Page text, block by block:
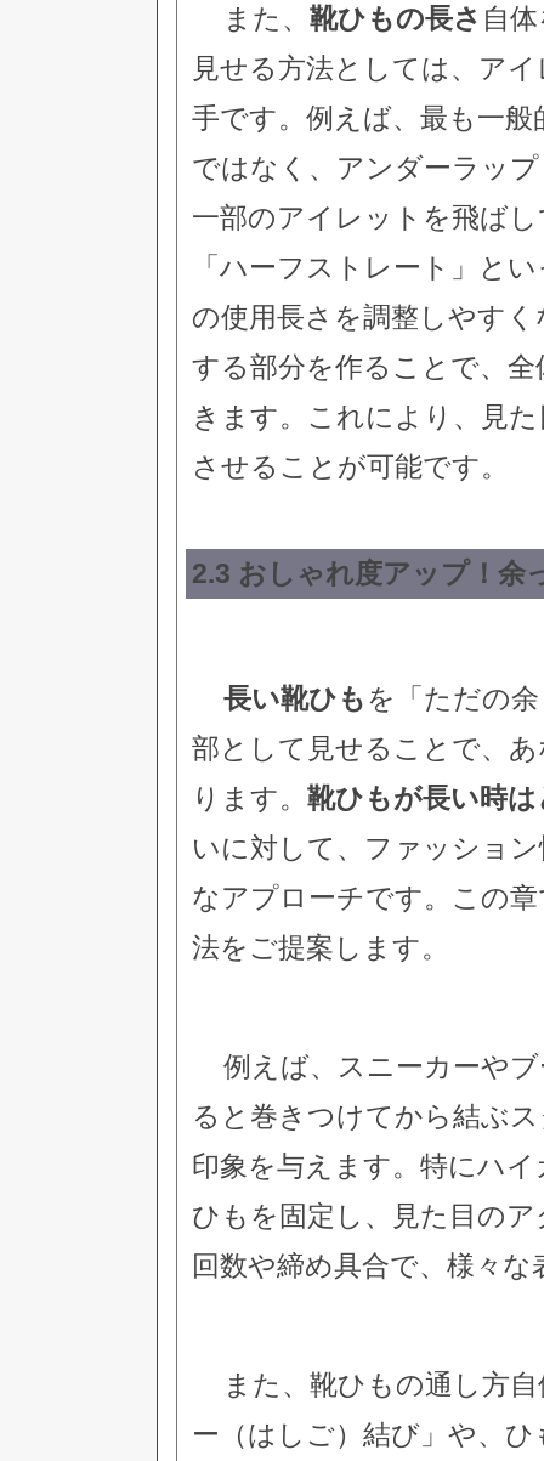
また、 靴ひもの長さ 自
見せる方法としては、ア
手です。例えば、最も一
ではなく、アンダーラッ
一部のアイレットを飛ば
「ハーフストレート」と
の使用長さを調整しやす
する部分を作ることで、全
きます。これにより、見
させることが可能です。
2.3 おしゃれ度アップ！余
長い靴ひもを「ただの
部として見せることで、
ります。 靴ひもが長い時
いに対して、ファッショ
なアプローチです。この
法をご提案します。
例えば、スニーカーや
ると巻きつけてから結ぶ
印象を与えます。特にハ
ひもを固定し、見た目の
回数や締め具合で、様々
また、靴ひもの通し方
ー（はしご）結び」や、